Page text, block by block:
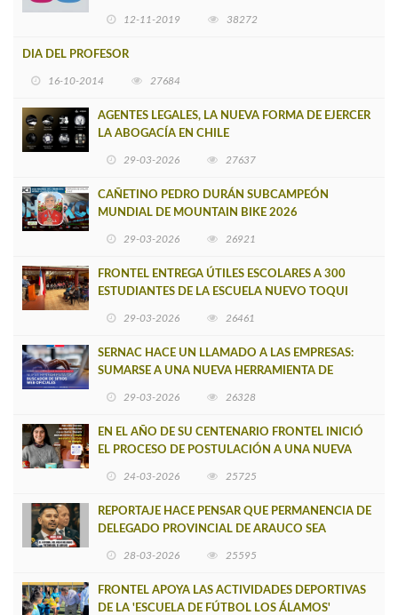
12-11-2019 38272
DIA DEL PROFESOR
16-10-2014 27684
AGENTES LEGALES, LA NUEVA FORMA DE EJERCER
LA ABOGACÍA EN CHILE
29-03-2026 27637
CAÑETINO PEDRO DURÁN SUBCAMPEÓN
MUNDIAL DE MOUNTAIN BIKE 2026
29-03-2026 26921
FRONTEL ENTREGA ÚTILES ESCOLARES A 300
ESTUDIANTES DE LA ESCUELA NUEVO TOQUI
29-03-2026 26461
SERNAC HACE UN LLAMADO A LAS EMPRESAS:
SUMARSE A UNA NUEVA HERRAMIENTA DE
29-03-2026 26328
EN EL AÑO DE SU CENTENARIO FRONTEL INICIÓ
EL PROCESO DE POSTULACIÓN A UNA NUEVA
24-03-2026 25725
REPORTAJE HACE PENSAR QUE PERMANENCIA DE
DELEGADO PROVINCIAL DE ARAUCO SEA
28-03-2026 25595
FRONTEL APOYA LAS ACTIVIDADES DEPORTIVAS
DE LA 'ESCUELA DE FÚTBOL LOS ÁLAMOS'